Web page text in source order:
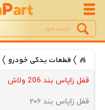
قطعات یدکی خودرو
قفل زاپاس بند 206 ولاش
قفل زاپاس بند ۲۰۶
Search
جستجو